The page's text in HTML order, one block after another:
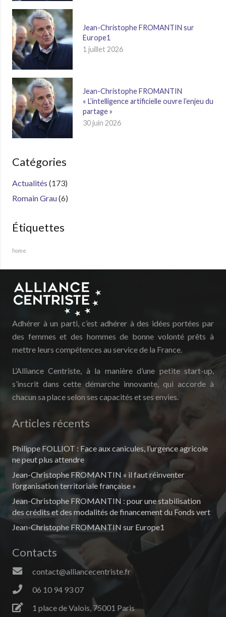
Jean-Christophe FROMANTIN sur
Europe1
1 juillet 2026
Jean-Christophe FROMANTIN
« L’intelligence artificielle ouvre l’enjeu du
partage »
30 juin 2026
Catégories
Actualités (173)
Romain Grau(6)
Étiquettes
home
Adhérer à un parti, c’est adhérer à des idées portées par
des femmes et des hommes de bonne volonté prêts à
mettre leurs compétences au service de la France.
L’Alliance Centriste, à la manière d’une petite start-up,
s’inscrit dans cette démarche innovante, qui accorde à
chacun sa place selon ses capacités et ses envies.
Articles récents
Philippe FOLLIOT : Face aux canicules, l’urgence agricole
ne peut plus attendre
Jean-Christophe FROMANTIN « il faut réinventer
l’organisation territoriale française »
Jean-Christophe FROMANTIN : pour une stabilisation
des crédits et des modalités de financement du Fonds vert
Jean-Christophe FROMANTIN sur Europe1
Contacts
contact@alliancecentriste.fr
06 10 94 93 07
1 place de Valois, 75001 Paris